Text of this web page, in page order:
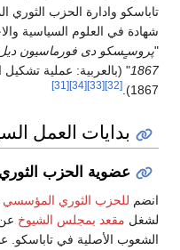
شهادة في العلوم السياسية
"
1867
1867).
[32]
[33]
[34]
[31]
بدايات العمل
عضوية الحزب
انضم للحزب الثوري المؤسسي
لشغل مقعد بمجلس الشيوخ